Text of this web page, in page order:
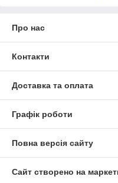
Про нас
Контакти
Доставка та оплата
Графік роботи
Повна версія сайту
Сайт створено на